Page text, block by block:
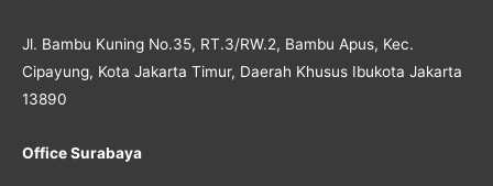
Jl. Bambu Kuning No.35, RT.3/RW.2, Bambu Apus, Kec.
Cipayung, Kota Jakarta Timur, Daerah Khusus Ibukota Jakarta
13890
Office Surabaya